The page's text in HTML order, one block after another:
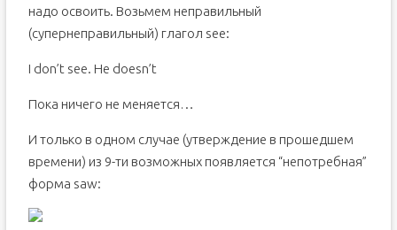
надо освоить. Возьмем неправильный
(супернеправильный) глагол see:
I don’t see. He doesn’t
Пока ничего не меняется…
И только в одном случае (утверждение в прошедшем
времени) из 9-ти возможных появляется “непотребная”
форма saw: